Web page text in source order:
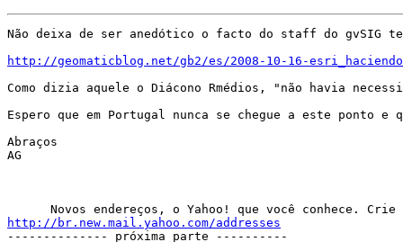
Não deixa de ser anedótico o facto do staff do gvSIG
http://geomaticblog.net/gb2/es/2008-10-16-
Como dizia aquele o Diácono Rmédios, "não havia
Espero que em Portugal nunca se chegue a este ponto
Abraços
AG
http://br.new.mail.yahoo.com/addresses
-------------- próxima parte ----------